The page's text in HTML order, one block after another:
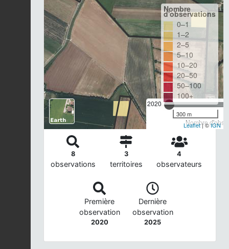
2020
Nombre
Nombre
d'observations
0–1
1–2
2–5
5–10
10–20
20–50
50–100
100+
300 m
Leaflet| ©IGN
8
observations
3
territoires
4
observateurs
Première
observation
2020
Dernière
observation
2025